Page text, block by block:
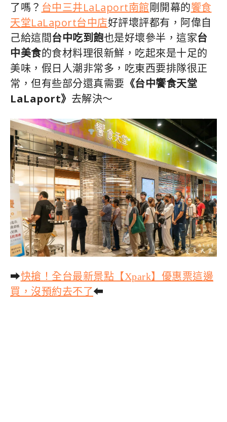
了嗎？ 台中三井LaLaport南館剛開幕的饗食
天堂LaLaport台中店好評壞評都有，阿偉自
己給這間台中吃到飽也是好壞參半，這家台
中美食的食材料理很新鮮，吃起來是十足的
美味，假日人潮非常多，吃東西要排隊很正
常，但有些部分還真需要 《台中饗食天堂
LaLaport》 去解決～
➡快搶！全台最新景點【Xpark】優惠票這邊
買，沒預約去不了⬅